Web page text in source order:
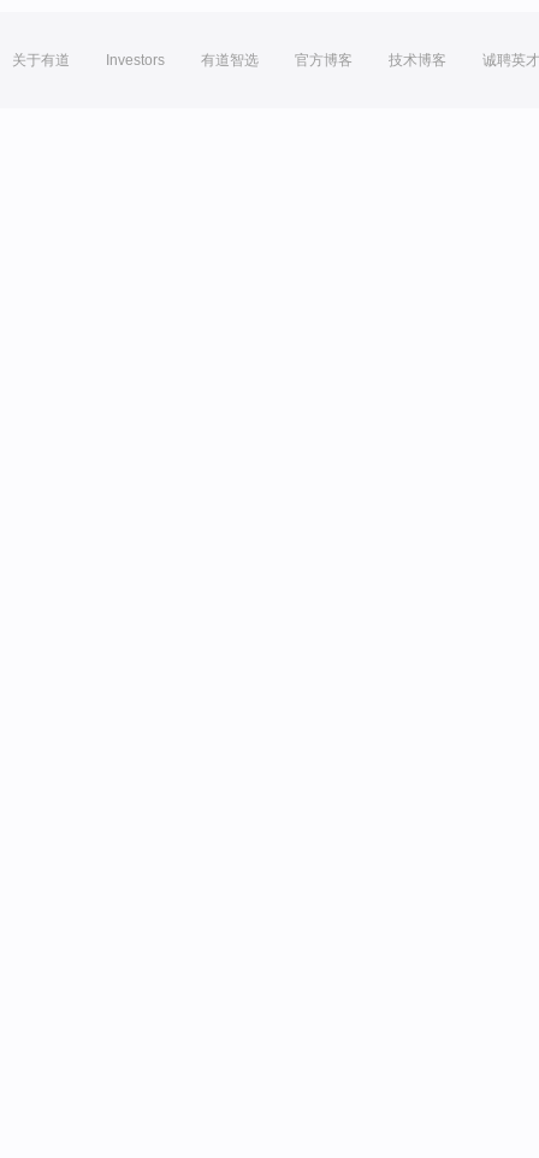
关于有道 Investors 有道智选 官方博客 技术博客 诚聘英才